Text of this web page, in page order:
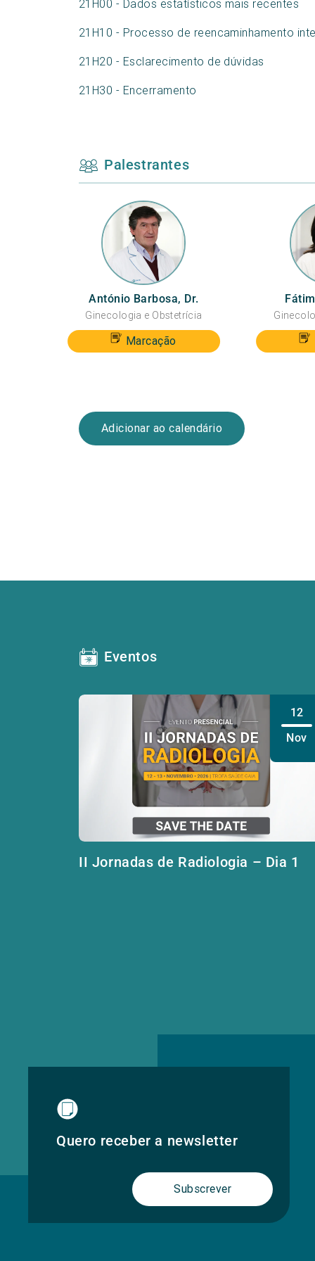
21H00 - Dados estatísticos mais recentes
21H10 - Processo de reencaminhamento
21H20 - Esclarecimento de dúvidas
21H30 - Encerramento
Palestrantes
António Barbosa, Dr.
Ginecologia e Obstetrícia
Marcação
Adicionar ao calendário
Eventos
12
Nov
II Jornadas de Radiologia – Dia 1
Quero receber a newsletter
Subscrever